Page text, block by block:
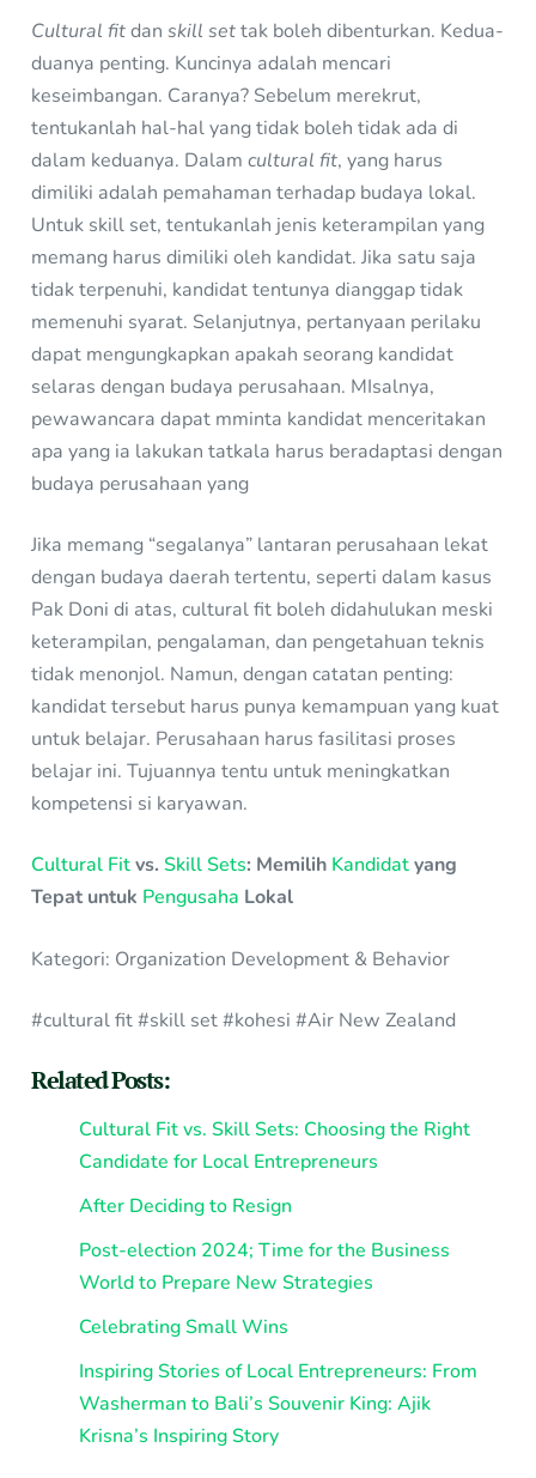
Cultural fitdanskill settak boleh dibenturkan. Kedua-
duanya penting. Kuncinya adalah mencari
keseimbangan. Caranya? Sebelum merekrut,
tentukanlah hal-hal yang tidak boleh tidak ada di
dalam keduanya. Dalamcultural fit, yang harus
dimiliki adalah pemahaman terhadap budaya lokal.
Untuk skill set, tentukanlah jenis keterampilan yang
memang harus dimiliki oleh kandidat. Jika satu saja
tidak terpenuhi, kandidat tentunya dianggap tidak
memenuhi syarat. Selanjutnya, pertanyaan perilaku
dapat mengungkapkan apakah seorang kandidat
selaras dengan budaya perusahaan. MIsalnya,
pewawancara dapat mminta kandidat menceritakan
apa yang ia lakukan tatkala harus beradaptasi dengan
budaya perusahaan yang
Jika memang “segalanya” lantaran perusahaan lekat
dengan budaya daerah tertentu, seperti dalam kasus
Pak Doni di atas, cultural fit boleh didahulukan meski
keterampilan, pengalaman, dan pengetahuan teknis
tidak menonjol. Namun, dengan catatan penting:
kandidat tersebut harus punya kemampuan yang kuat
untuk belajar. Perusahaan harus fasilitasi proses
belajar ini. Tujuannya tentu untuk meningkatkan
kompetensi si karyawan.
Cultural Fitvs.Skill Sets: Memilih Kandidatyang
Tepat untuk Pengusaha Lokal
Kategori: Organization Development & Behavior
#cultural fit #skill set #kohesi #Air New Zealand
Related Posts:
Cultural Fit vs. Skill Sets: Choosing the Right
Candidate for Local Entrepreneurs
After Deciding to Resign
Post-election 2024; Time for the Business
World to Prepare New Strategies
Celebrating Small Wins
Inspiring Stories of Local Entrepreneurs: From
Washerman to Bali’s Souvenir King: Ajik
Krisna’s Inspiring Story